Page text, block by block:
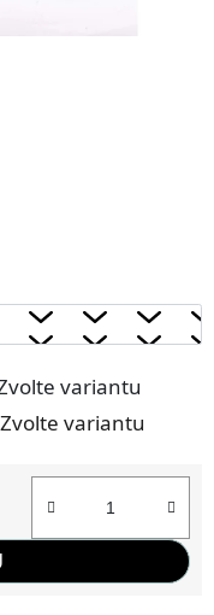
variantu
Zvolte variantu